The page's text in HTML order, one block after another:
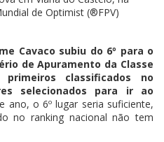
de Optimist (®FPV)
Cavaco subiu do 6º para o
de Apuramento da Classe
primeiros classificados no
selecionados para ir ao
ano, o 6º lugar seria suficiente,
no ranking nacional não tem